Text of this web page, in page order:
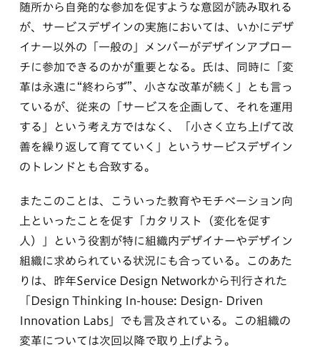
随所から自発的な参加を促すような意図が読み取れる
が、サービスデザインの実施においては、いかにデザ
イナー以外の「一般の」メンバーがデザインアプロー
チに参加できるのかが重要となる。氏は、同時に「変
革は永遠に“終わらず”、小さな改革が続く」とも言っ
ているが、従来の「サービスを企画して、それを運用
する」という考え方ではなく、「小さく立ち上げて改
善を繰り返して育てていく」というサービスデザイン
のトレンドとも合致する。
またこのことは、こういった教育やモチベーション向
上といったことを促す「カタリスト（変化を促す
人）」という役割が特に組織内デザイナーやデザイン
組織に求められている状況にも合っている。このあた
りは、昨年Service Design Networkから刊行された
「Design Thinking In-house: Design- Driven
Innovation Labs」でも言及されている。この組織の
変革については次回以降で取り上げよう。